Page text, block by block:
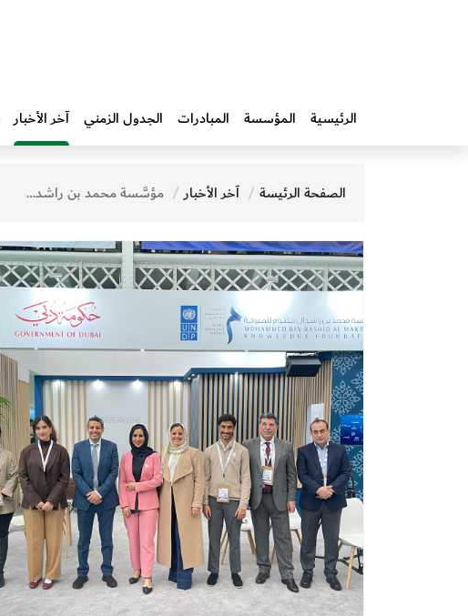
الرئيسية المؤسسة المبادرات‎ الجدول الزمني آخر الأخبار
الصفحة الرئيسة آخر الأخبار مؤسَّسة محمد بن راشد آل مكتوم للمعرفة تختتم مشاركتها الناجحة في معرض لندن الدولي للكتاب 2024